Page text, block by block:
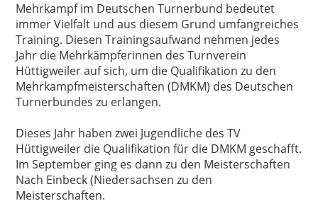
Mehrkampf im Deutschen Turnerbund bedeutet
immer Vielfalt und aus diesem Grund umfangreiches
Training. Diesen Trainingsaufwand nehmen jedes
Jahr die Mehrkämpferinnen des Turnverein
Hüttigweiler auf sich, um die Qualifikation zu den
Mehrkampfmeisterschaften (DMKM) des Deutschen
Turnerbundes zu erlangen.
Dieses Jahr haben zwei Jugendliche des TV
Hüttigweiler die Qualifikation für die DMKM geschafft.
Im September ging es dann zu den Meisterschaften
Nach Einbeck (Niedersachsen zu den
Meisterschaften.